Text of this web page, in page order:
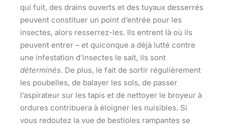
qui fuit, des drains ouverts et des tuyaux desserrés
peuvent constituer un point d’entrée pour les
insectes, alors resserrez-les. Ils entrent là où ils
peuvent entrer – et quiconque a déjà lutté contre
une infestation d’insectes le sait, ils sont
déterminés. De plus, le fait de sortir régulièrement
les poubelles, de balayer les sols, de passer
l’aspirateur sur les tapis et de nettoyer le broyeur à
ordures contribuera à éloigner les nuisibles. Si
vous redoutez la vue de bestioles rampantes se